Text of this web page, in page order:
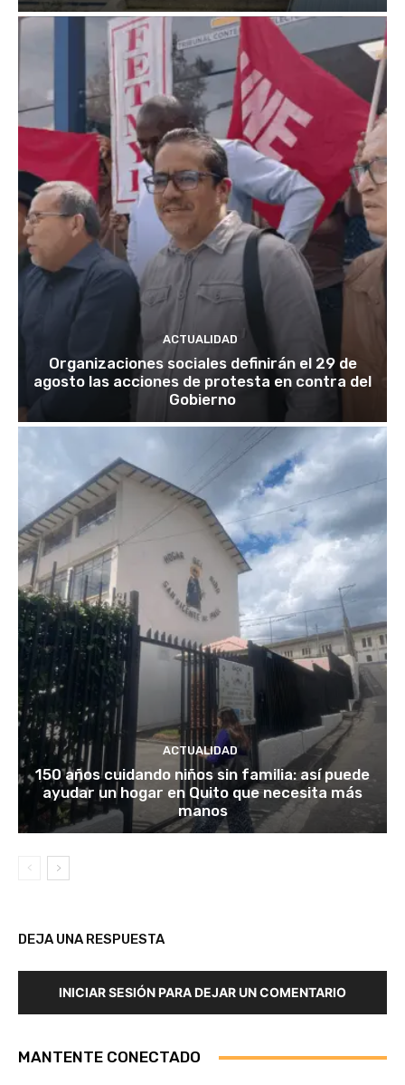
ACTUALIDAD
Organizaciones sociales definirán el 29 de
agosto las acciones de protesta en contra del
Gobierno
ACTUALIDAD
150 años cuidando niños sin familia: así puede
ayudar un hogar en Quito que necesita más
manos
DEJA UNA RESPUESTA
INICIAR SESIÓN PARA DEJAR UN COMENTARIO
MANTENTE CONECTADO